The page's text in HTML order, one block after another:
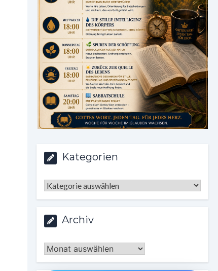
Kategorien
Kategorien
Archiv
Archiv